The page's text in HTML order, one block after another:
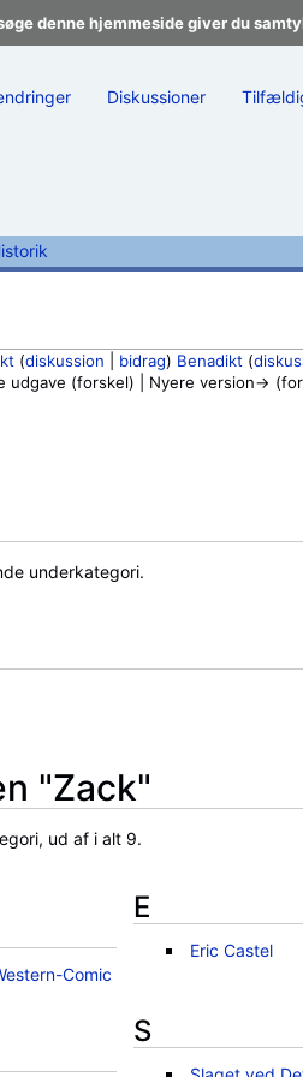
denne hjemmeside giver du
Diskussioner
(diskussion bidrag) Benadikt (
(forskel) | Nyere version→
underkategori.
"Zack"
ud af i alt 9.
Comic
E
Eric Castel
S